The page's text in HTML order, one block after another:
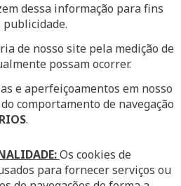
dessa informação para fins
publicidade.
de nosso site pela medição de
possam ocorrer.
e aperfeiçoamentos em nosso
comportamento de navegação
.
Os cookies de
para fornecer serviços ou